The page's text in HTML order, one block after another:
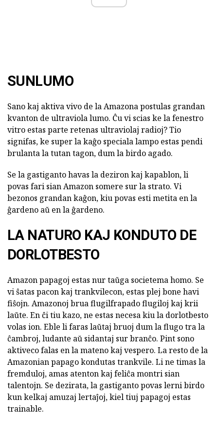
SUNLUMO
Sano kaj aktiva vivo de la Amazona postulas grandan
kvanton de ultraviola lumo. Ĉu vi scias ke la fenestro
vitro estas parte retenas ultraviolaj radioj? Tio
signifas, ke super la kaĝo speciala lampo estas pendi
brulanta la tutan tagon, dum la birdo agado.
Se la gastiganto havas la deziron kaj kapablon, li
povas fari sian Amazon somere sur la strato. Vi
bezonos grandan kaĝon, kiu povas esti metita en la
ĝardeno aŭ en la ĝardeno.
LA NATURO KAJ KONDUTO DE
DORLOTBESTO
Amazon papagoj estas nur taŭga societema homo. Se
vi ŝatas pacon kaj trankvilecon, estas plej bone havi
fiŝojn. Amazonoj brua flugilfrapado flugiloj kaj krii
laŭte. En ĉi tiu kazo, ne estas necesa kiu la dorlotbesto
volas ion. Eble li faras laŭtaj bruoj dum la flugo tra la
ĉambroj, ludante aŭ sidantaj sur branĉo. Pint sono
aktiveco falas en la mateno kaj vespero. La resto de la
Amazonian papago kondutas trankvile. Li ne timas la
fremduloj, amas atenton kaj feliĉa montri sian
talentojn. Se dezirata, la gastiganto povas lerni birdo
kun kelkaj amuzaj lertaĵoj, kiel tiuj papagoj estas
trainable.